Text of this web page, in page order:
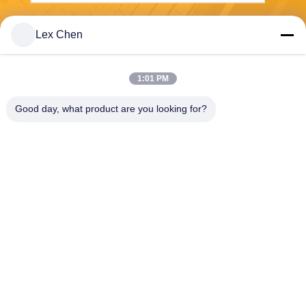
Lex Chen
1:01 PM
Good day, what product are you looking for?